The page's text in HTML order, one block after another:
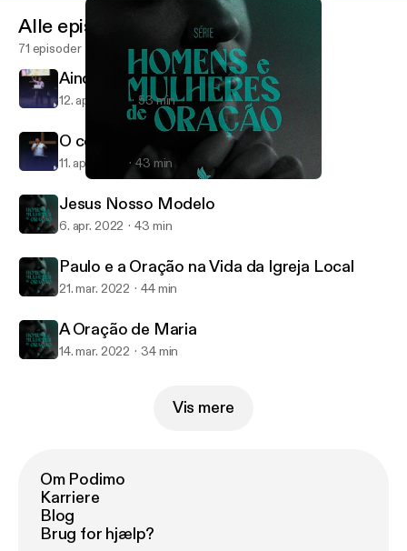
Reviver
Alle episoder
71 episoder
Ainda Não é o Fim
12. apr. 2022 53 min
O cego de Jericó
11. apr. 2022 43 min
Jesus Nosso Modelo
6. apr. 2022 43 min
Paulo e a Oração na Vida da Igreja Local
21. mar. 2022 44 min
A Oração de Maria
14. mar. 2022 34 min
Vis mere
Om Podimo
Karriere
Blog
Brug for hjælp?